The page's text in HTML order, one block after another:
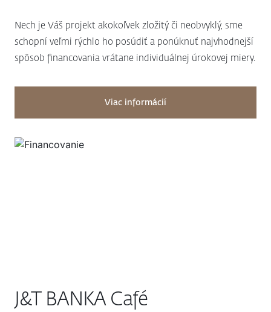
Nech je Váš projekt akokoľvek zložitý či neobvyklý, sme
schopní veľmi rýchlo ho posúdiť a ponúknuť najvhodnejší
spôsob financovania vrátane individuálnej úrokovej miery.
Viac informácií
J&T BANKA Café